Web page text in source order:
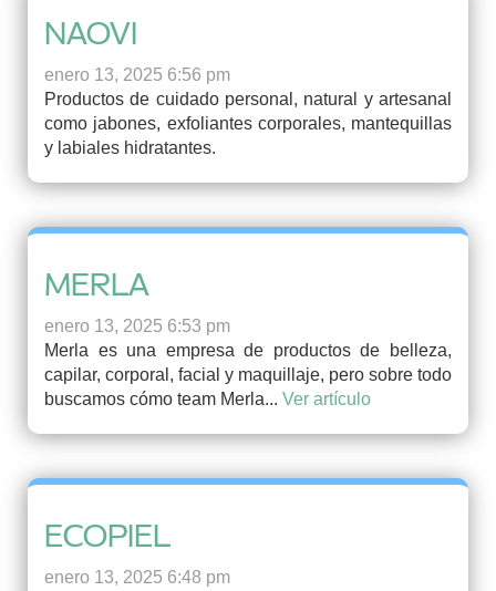
NAOVI
enero 13, 2025 6:56 pm
Productos de cuidado personal, natural y artesanal
como jabones, exfoliantes corporales, mantequillas
y labiales hidratantes.
MERLA
enero 13, 2025 6:53 pm
Merla es una empresa de productos de belleza,
capilar, corporal, facial y maquillaje, pero sobre todo
buscamos cómo team Merla... Ver artículo
ECOPIEL
enero 13, 2025 6:48 pm